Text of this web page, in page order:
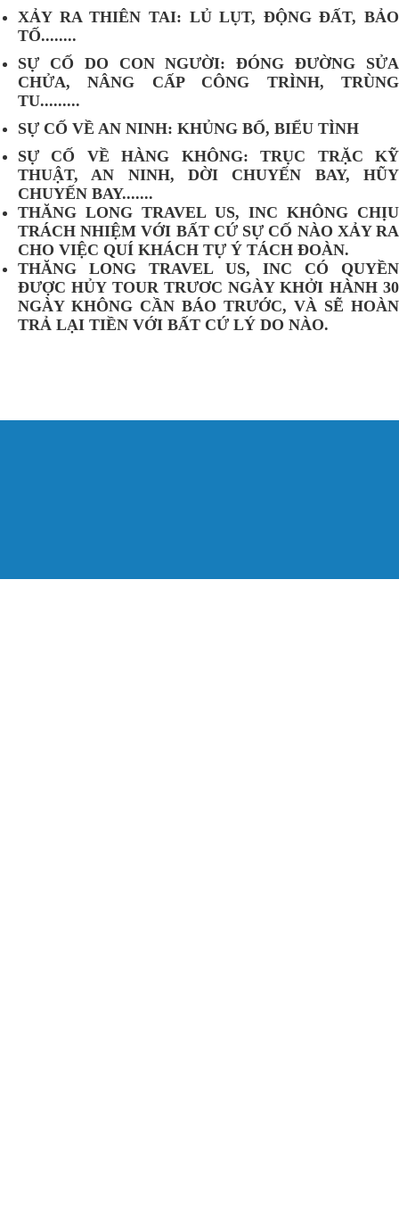
XẢY RA THIÊN TAI: LỦ LỤT, ĐỘNG ĐẤT, BẢO
TỐ........
SỰ CỐ DO CON NGƯỜI: ĐÓNG ĐƯỜNG SỬA
CHỬA, NÂNG CẤP CÔNG TRÌNH, TRÙNG
TU.........
SỰ CỐ VỀ AN NINH: KHỦNG BỐ, BIỂU TÌNH
SỰ CỐ VỀ HÀNG KHÔNG: TRỤC TRẶC KỸ
THUẬT, AN NINH, DỜI CHUYẾN BAY, HŨY
CHUYẾN BAY.......
THĂNG LONG TRAVEL US, INC KHÔNG CHỊU
TRÁCH NHIỆM VỚI BẤT CỨ SỰ CỐ NÀO XẢY RA
CHO VIỆC QUÍ KHÁCH TỰ Ý TÁCH ĐOÀN.
THĂNG LONG TRAVEL US, INC CÓ QUYỀN
ĐƯỢC HỦY TOUR TRƯƠC NGÀY KHỞI HÀNH 30
NGÀY KHÔNG CẦN BÁO TRƯỚC, VÀ SẼ HOÀN
TRẢ LẠI TIỀN VỚI BẤT CỨ LÝ DO NÀO.